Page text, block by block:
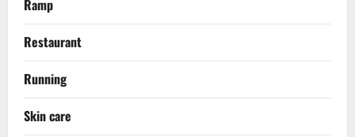
Ramp
Restaurant
Running
Skin care